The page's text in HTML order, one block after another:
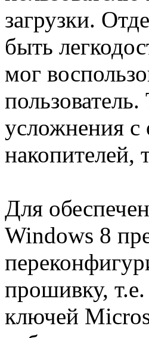
загрузки.
быть
мог
усложнения с
накопителей,
Для
Windows 8
прошивку,
ключей